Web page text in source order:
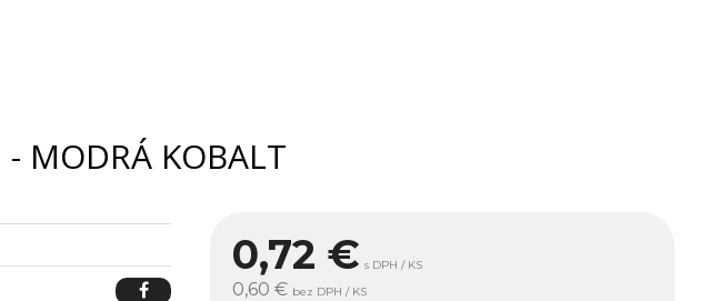
MODRÁ KOBALT
0,72 € s DPH / KS
0,60 € bez DPH / KS